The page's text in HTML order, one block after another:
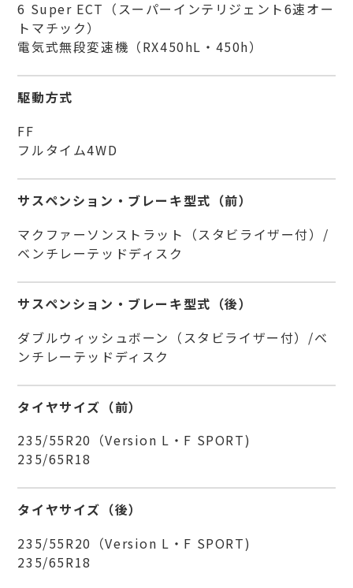
6 Super ECT（スーパーインテリジェント6速オー
トマチック）
電気式無段変速機（RX450hL・450h）
駆動方式
FF
フルタイム4WD
サスペンション・ブレーキ型式（前）
マクファーソンストラット（スタビライザー付）/
ベンチレーテッドディスク
サスペンション・ブレーキ型式（後）
ダブルウィッシュボーン（スタビライザー付）/ベ
ンチレーテッドディスク
タイヤサイズ（前）
235/55R20（Version L・F SPORT)
235/65R18
タイヤサイズ（後）
235/55R20（Version L・F SPORT)
235/65R18